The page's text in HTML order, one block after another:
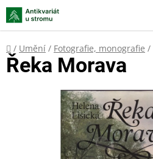
Přejít
na
obsah
Domů
/ Umění / Fotografie, monografie /
Řeka Morava